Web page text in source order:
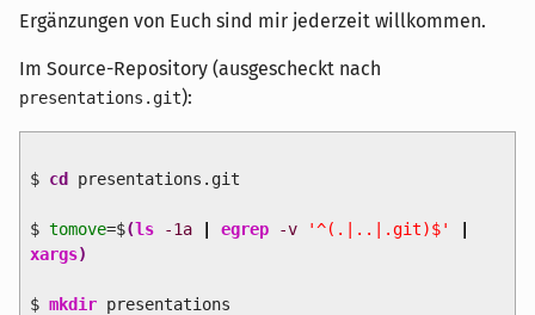
Ergänzungen von Euch sind mir jederzeit willkommen.
Im Source-Repository (ausgescheckt nach
presentations.git):
$ cdpresentations.git
$ tomove=$(ls -1a | egrep -v '^(.|..|.git)$'
|
xargs)
$ mkdirpresentations